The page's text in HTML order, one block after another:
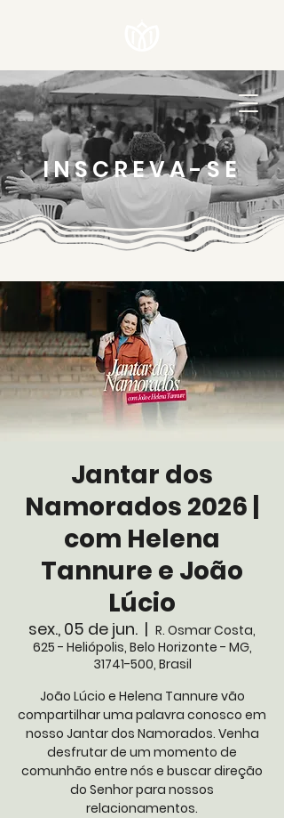
INSCREVA-SE
Jantar dos
Namorados 2026 |
com Helena
Tannure e João
Lúcio
sex., 05 de jun.
  |
R. Osmar Costa,
625 - Heliópolis, Belo Horizonte - MG,
31741-500, Brasil
João Lúcio e Helena Tannure vão
compartilhar uma palavra conosco em
nosso Jantar dos Namorados. Venha
desfrutar de um momento de
comunhão entre nós e buscar direção
do Senhor para nossos
relacionamentos.